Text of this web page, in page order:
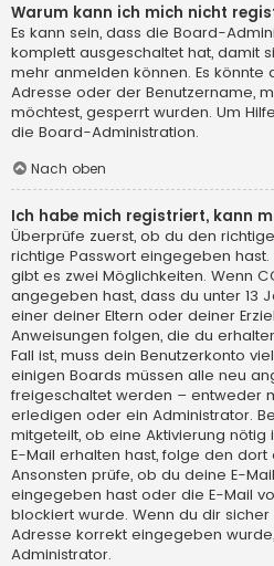
Warum kann ich mich nicht
Es kann sein, dass die Board-
komplett ausgeschaltet hat, damit
mehr anmelden können. Es könnte
Adresse oder der Benutzername,
möchtest, gesperrt wurden. Um
die Board-Administration.
Nach oben
Ich habe mich registriert, kann
Überprüfe zuerst, ob du den
richtige Passwort eingegeben
gibt es zwei Möglichkeiten. Wenn
angegeben hast, dass du unter 13
einer deiner Eltern oder deiner
Anweisungen folgen, die du
Fall ist, muss dein Benutzerkonto
einigen Boards müssen alle neu
freigeschaltet werden – entweder
erledigen oder ein Administrator.
mitgeteilt, ob eine Aktivierung nötig
E-Mail erhalten hast, folge den
Ansonsten prüfe, ob du deine E-
eingegeben hast oder die E-Mail
blockiert wurde. Wenn du dir
Adresse korrekt eingegeben
Administrator.